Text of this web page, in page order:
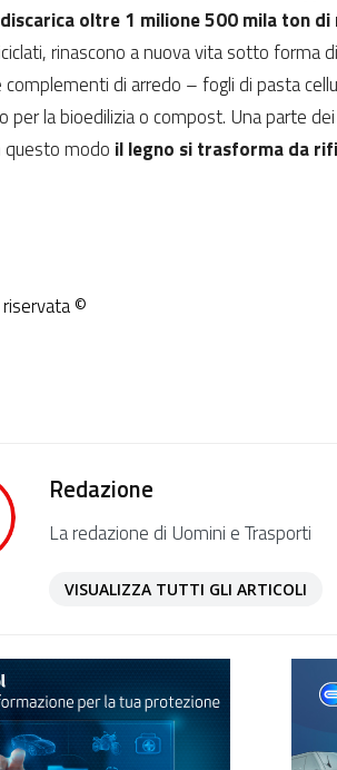
oltre 1 milione 500 mila ton
rinascono a nuova vita sotto forma
di arredo – fogli di pasta
per la bioedilizia o compost. Una parte
questo modo il legno si trasforma da
©
Redazione
La redazione di Uomini e Trasporti
VISUALIZZA TUTTI GLI ARTICOLI